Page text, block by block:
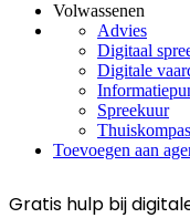
Volwassenen
Advies
Digitaal
Digitale
Spreekuur
Thuiskompas
Toevoegen aan
Gratis hulp bij